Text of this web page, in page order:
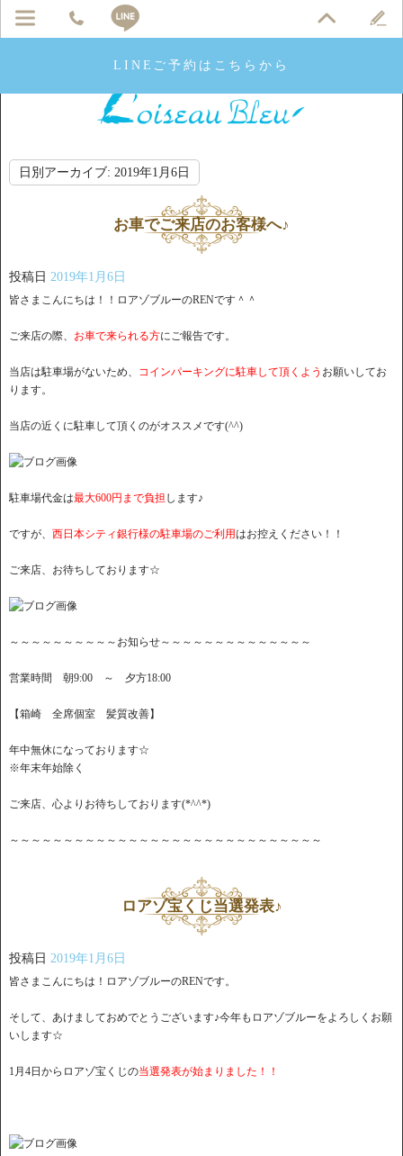
LINEご予約はこちらから
日別アーカイブ: 2019年1月6日
お車でご来店のお客様へ♪
投稿日 2019年1月6日
皆さまこんにちは！！ロアゾブルーのRENです＾＾
ご来店の際、 お車で来られる方にご報告です。
当店は駐車場がないため、 コインパーキングに駐車して頂くよう お願いしてお
ります。
当店の近くに駐車して頂くのがオススメです(^^)
駐車場代金は最大600円まで負担 します♪
ですが、 西日本シティ銀行様の駐車場のご利用はお控えください！！
ご来店、お待ちしております☆
～～～～～～～～～～お知らせ～～～～～～～～～～～～～～
営業時間 朝9:00 ～ 夕方18:00
【箱崎 全席個室 髪質改善】
年中無休になっております☆
※年末年始除く
ご来店、心よりお待ちしております(*^^*)
～～～～～～～～～～～～～～～～～～～～～～～～～～～～～
ロアゾ宝くじ当選発表♪
投稿日 2019年1月6日
皆さまこんにちは！ロアゾブルーのRENです。
そして、あけましておめでとうございます♪今年もロアゾブルーをよろしくお願
いします☆
1月4日からロアゾ宝くじの当選発表が始まりました！！